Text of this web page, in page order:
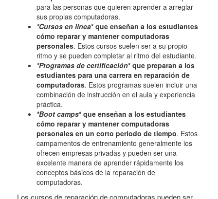
para las personas que quieren aprender a arreglar
sus propias computadoras.
*Cursos en línea* que enseñan a los estudiantes
cómo reparar y mantener computadoras
personales. Estos cursos suelen ser a su propio
ritmo y se pueden completar al ritmo del estudiante.
*Programas de certificación* que preparan a los
estudiantes para una carrera en reparación de
computadoras. Estos programas suelen incluir una
combinación de instrucción en el aula y experiencia
práctica.
*Boot camps* que enseñan a los estudiantes
cómo reparar y mantener computadoras
personales en un corto período de tiempo. Estos
campamentos de entrenamiento generalmente los
ofrecen empresas privadas y pueden ser una
excelente manera de aprender rápidamente los
conceptos básicos de la reparación de
computadoras.
Los cursos de reparación de computadoras pueden ser